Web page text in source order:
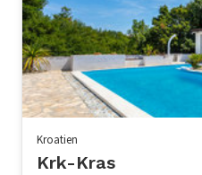
Kroatien
Krk-Kras